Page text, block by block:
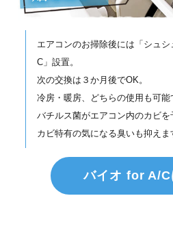
エアコンのお掃除後には「シュ
C」設置。
次の交換は３か月後でOK。
冷房・暖房、どちらの使用も可能
バチルス菌がエアコン内のカビを
カビ特有の気になる臭いも抑えま
バイオ for A/C